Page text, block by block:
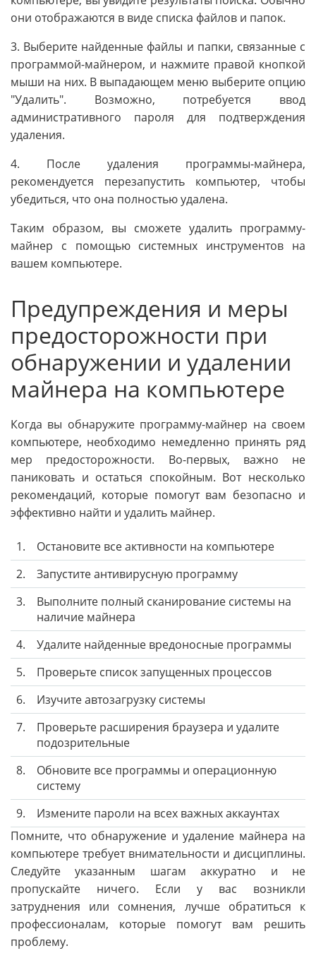
они отображаются в виде списка файлов и папок.
3. Выберите найденные файлы и папки, связанные с
программой-майнером, и нажмите правой кнопкой
мыши на них. В выпадающем меню выберите опцию
"Удалить". Возможно, потребуется ввод
административного пароля для подтверждения
удаления.
4. После удаления программы-майнера,
рекомендуется перезапустить компьютер, чтобы
убедиться, что она полностью удалена.
Таким образом, вы сможете удалить программу-
майнер с помощью системных инструментов на
вашем компьютере.
Предупреждения и меры
предосторожности при
обнаружении и удалении
майнера на компьютере
Когда вы обнаружите программу-майнер на своем
компьютере, необходимо немедленно принять ряд
мер предосторожности. Во-первых, важно не
паниковать и остаться спокойным. Вот несколько
рекомендаций, которые помогут вам безопасно и
эффективно найти и удалить майнер.
1.
Остановите все активности на компьютере
2.
Запустите антивирусную программу
3.
Выполните полный сканирование системы на
наличие майнера
4.
Удалите найденные вредоносные программы
5.
Проверьте список запущенных процессов
6.
Изучите автозагрузку системы
7.
Проверьте расширения браузера и удалите
подозрительные
8.
Обновите все программы и операционную
систему
9.
Измените пароли на всех важных аккаунтах
Помните, что обнаружение и удаление майнера на
компьютере требует внимательности и дисциплины.
Следуйте указанным шагам аккуратно и не
пропускайте ничего. Если у вас возникли
затруднения или сомнения, лучше обратиться к
профессионалам, которые помогут вам решить
проблему.